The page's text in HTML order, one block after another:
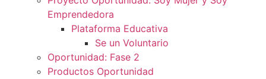
Emprendedora
Plataforma Educativa
Se un Voluntario
Oportunidad: Fase 2
Productos Oportunidad